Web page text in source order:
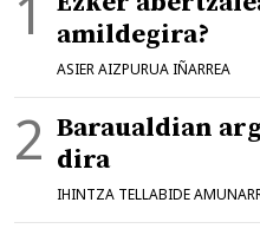
amildegira?
ASIER AIZPURUA IÑARREA
Baraualdian
dira
IHINTZA TELLABIDE